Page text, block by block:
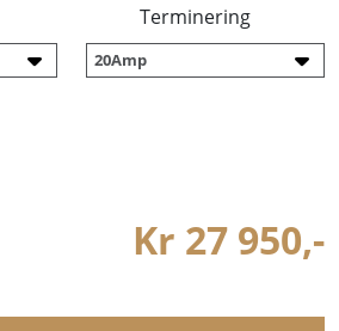
Terminering
Kr 27 950,-